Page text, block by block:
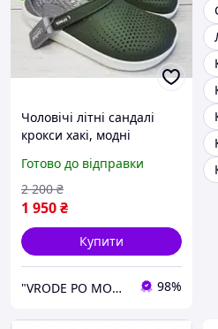
Чоловічі літні сандалі
крокси хакі, модні
Crocs LiteRide, оригінал
Готово до відправки
1 950₴
2 200 ₴
Купити
"VRODE PO MODE" - брендовий інтернет-магазин одягу, взуття та аксесуарів 98%